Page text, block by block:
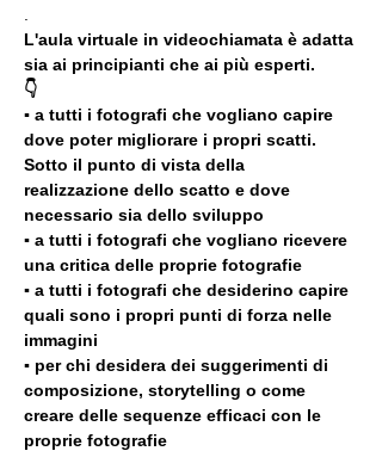
L'aula virtuale in videochiamata è adatta
sia ai principianti che ai più esperti.
👇
▪️ a tutti i fotografi che vogliano capire
dove poter migliorare i propri scatti.
Sotto il punto di vista della
realizzazione dello scatto e dove
necessario sia dello sviluppo
▪️ a tutti i fotografi che vogliano ricevere
una critica delle proprie fotografie
▪️ a tutti i fotografi che desiderino capire
quali sono i propri punti di forza nelle
immagini
▪️ per chi desidera dei suggerimenti di
composizione, storytelling o come
creare delle sequenze efficaci con le
proprie fotografie